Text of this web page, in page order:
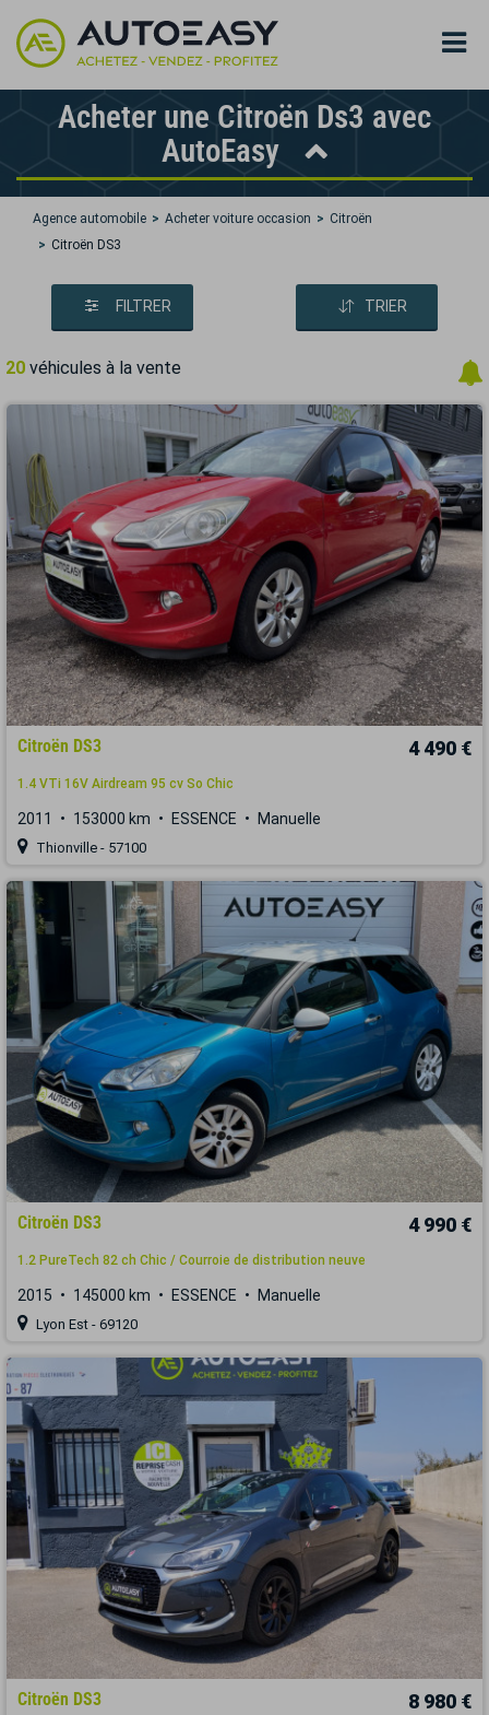
Acheter une Citroën Ds3 avec
AutoEasy
Agence automobile Acheter voiture occasion
Citroën
Citroën DS3
FILTRER TRIER
20 véhicules à la vente
Citroën DS3 4 490 €
1.4 VTi 16V Airdream 95 cv So Chic
2011 153000 km ESSENCE Manuelle
Thionville - 57100
Citroën DS3 4 990 €
1.2 PureTech 82 ch Chic / Courroie de distribution neuve
2015 145000 km ESSENCE Manuelle
Lyon Est - 69120
Citroën DS3 8 980 €